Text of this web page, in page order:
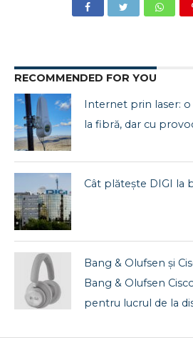
RECOMMENDED FOR YOU
Internet prin laser:
la fibră, dar cu
Cât plătește DIGI la
Bang & Olufsen și
Bang & Olufsen
pentru lucrul de la